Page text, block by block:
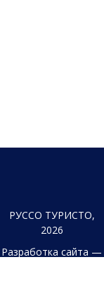
РУССО ТУРИСТО,
2026
Разработка сайта —